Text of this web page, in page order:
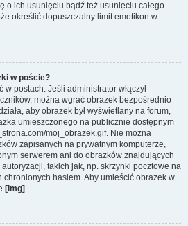
o ich usunięciu bądź też usunięciu całego
określić dopuszczalny limit emotikon w
w poście?
postach. Jeśli administrator włączył
można wgrać obrazek bezpośrednio
aby obrazek był wyświetlany na forum,
umieszczonego na publicznie dostępnym
moj_obrazek.gif. Nie można
zapisanych na prywatnym komputerze,
serwerem ani do obrazków znajdujących
takich jak, np. skrzynki pocztowe na
hasłem. Aby umieścić obrazek w
[img] .